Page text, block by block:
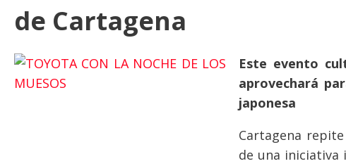
de Cartagena
Este evento
aprovechará
japonesa
Cartagena
de una